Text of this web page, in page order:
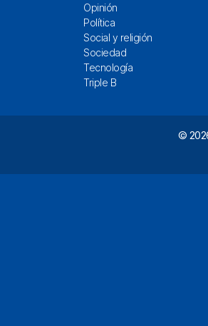
Opinión
Política
Social y religión
Sociedad
Tecnología
Triple B
©